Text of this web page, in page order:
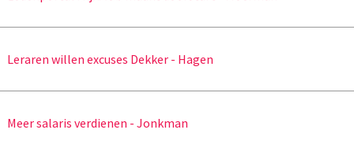
Leraren willen excuses Dekker - Hagen
Meer salaris verdienen - Jonkman